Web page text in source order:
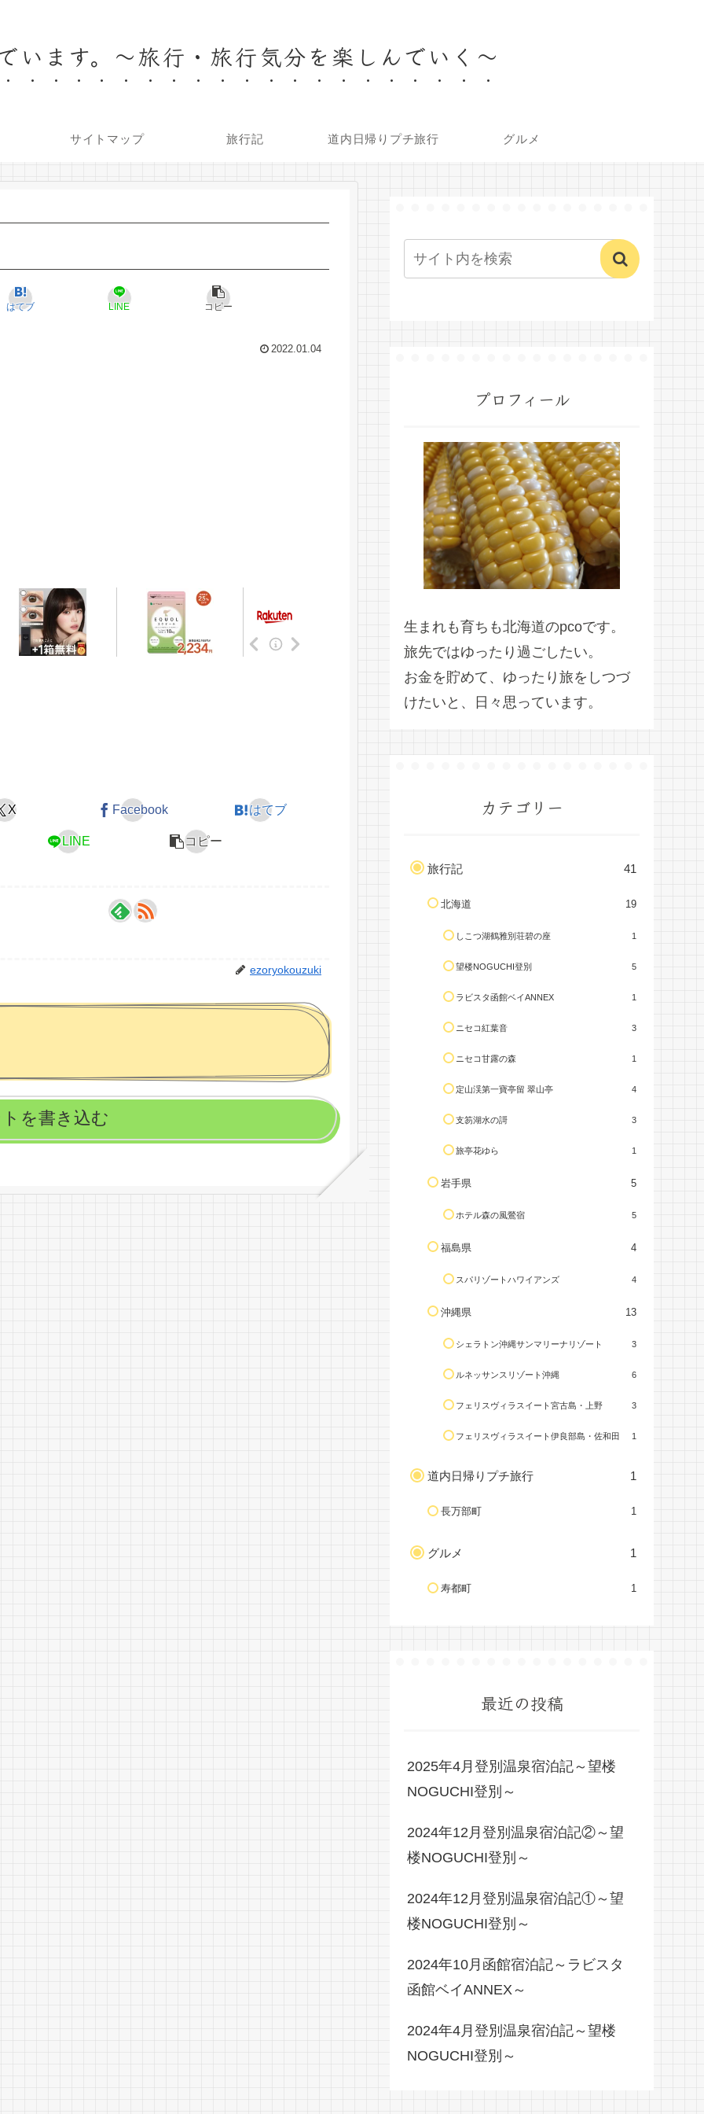
います。～旅行・旅行気分を楽しんでいく～
サイトマップ 旅行記 道内日帰りプチ旅行 グルメ
はてブ LINE コピー
2022.01.04
X Facebook はてブ
LINE コピー
ezoryokouzuki
を書き込む
プロフィール
生まれも育ちも北海道のpcoです。
旅先ではゆったり過ごしたい。
お金を貯めて、ゆったり旅をしつづ
けたいと、日々思っています。
カテゴリー
旅行記 41
北海道 19
しこつ湖鶴雅別荘碧の座 1
望楼NOGUCHI登別 5
ラビスタ函館ベイANNEX 1
ニセコ紅葉音 3
ニセコ甘露の森 1
定山渓第一寶亭留 翠山亭 4
支笏湖水の謌 3
旅亭花ゆら 1
岩手県 5
ホテル森の風鶯宿 5
福島県 4
スパリゾートハワイアンズ 4
沖縄県 13
シェラトン沖縄サンマリーナリゾート 3
ルネッサンスリゾート沖縄 6
フェリスヴィラスイート宮古島・上野 3
フェリスヴィラスイート伊良部島・佐和田 1
道内日帰りプチ旅行 1
長万部町 1
グルメ 1
寿都町 1
最近の投稿
2025年4月登別温泉宿泊記～望楼
NOGUCHI登別～
2024年12月登別温泉宿泊記②～望
楼NOGUCHI登別～
2024年12月登別温泉宿泊記①～望
楼NOGUCHI登別～
2024年10月函館宿泊記～ラビスタ
函館ベイANNEX～
2024年4月登別温泉宿泊記～望楼
NOGUCHI登別～